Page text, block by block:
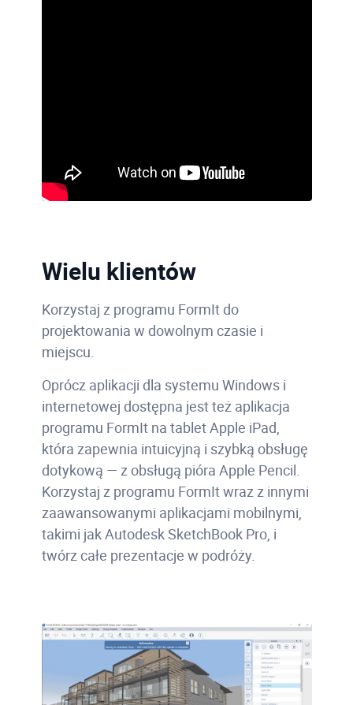
Wielu klientów
Korzystaj z programu FormIt do
projektowania w dowolnym czasie i
miejscu.
Oprócz aplikacji dla systemu Windows i
internetowej dostępna jest też aplikacja
programu FormIt na tablet Apple iPad,
która zapewnia intuicyjną i szybką obsługę
dotykową — z obsługą pióra Apple Pencil.
Korzystaj z programu FormIt wraz z innymi
zaawansowanymi aplikacjami mobilnymi,
takimi jak Autodesk SketchBook Pro, i
twórz całe prezentacje w podróży.